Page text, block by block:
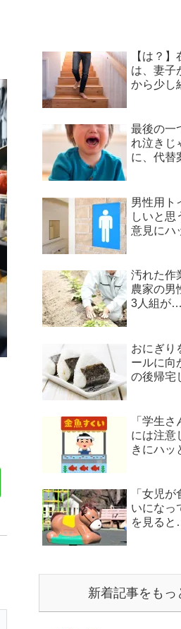
【は？
は、妻子
から少し
最後の一
れ泣きじ
に、代替
男性用ト
しいと
意見にハ
汚れた作
農家の男
3人組が
おにぎり
ールに向
の後帰宅
「学生
には注意
きにハッ
「女児
いになっ
を見る
新着記事をもっ